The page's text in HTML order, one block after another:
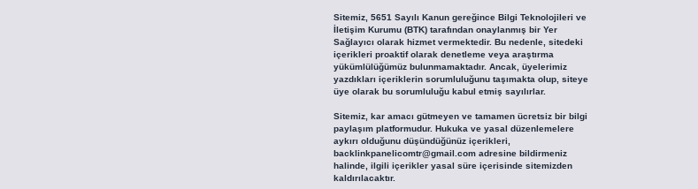
Sitemiz, 5651 Sayılı Kanun gereğince Bilgi Teknolojileri ve
İletişim Kurumu (BTK) tarafından onaylanmış bir Yer
Sağlayıcı olarak hizmet vermektedir. Bu nedenle, sitedeki
içerikleri proaktif olarak denetleme veya araştırma
yükümlülüğümüz bulunmamaktadır. Ancak, üyelerimiz
yazdıkları içeriklerin sorumluluğunu taşımakta olup, siteye
üye olarak bu sorumluluğu kabul etmiş sayılırlar.
Sitemiz, kar amacı gütmeyen ve tamamen ücretsiz bir bilgi
paylaşım platformudur. Hukuka ve yasal düzenlemelere
aykırı olduğunu düşündüğünüz içerikleri,
backlinkpanelicomtr@gmail.comadresine bildirmeniz
halinde, ilgili içerikler yasal süre içerisinde sitemizden
kaldırılacaktır.